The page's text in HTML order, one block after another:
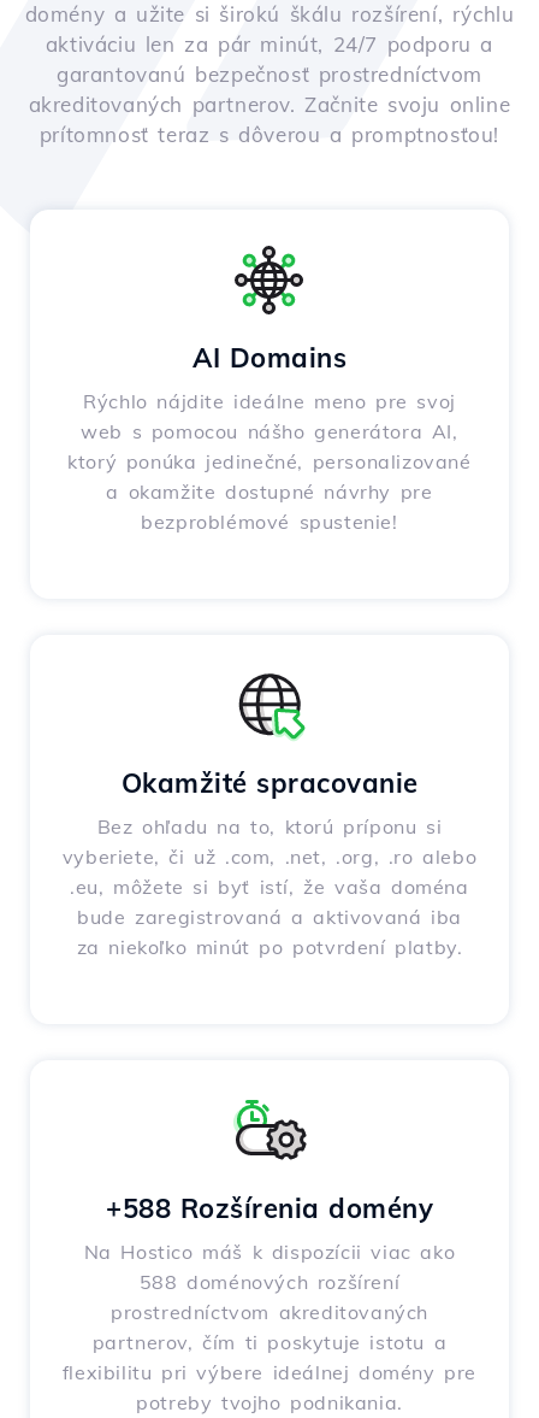
domény a užite si širokú škálu rozšírení, rýchlu
aktiváciu len za pár minút, 24/7 podporu a
garantovanú bezpečnosť prostredníctvom
akreditovaných partnerov. Začnite svoju online
prítomnosť teraz s dôverou a promptnosťou!
AI Domains
Rýchlo nájdite ideálne meno pre svoj
web s pomocou nášho generátora AI,
ktorý ponúka jedinečné, personalizované
a okamžite dostupné návrhy pre
bezproblémové spustenie!
Okamžité spracovanie
Bez ohľadu na to, ktorú príponu si
vyberiete, či už .com, .net, .org, .ro alebo
.eu, môžete si byť istí, že vaša doména
bude zaregistrovaná a aktivovaná iba
za niekoľko minút po potvrdení platby.
+588 Rozšírenia domény
Na Hostico máš k dispozícii viac ako
588 doménových rozšírení
prostredníctvom akreditovaných
partnerov, čím ti poskytuje istotu a
flexibilitu pri výbere ideálnej domény pre
potreby tvojho podnikania.